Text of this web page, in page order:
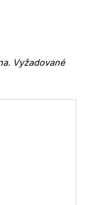
Vyžadované